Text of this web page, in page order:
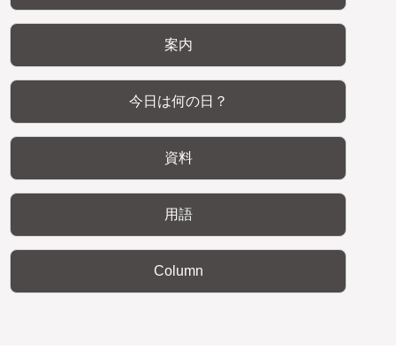
案内
今日は何の日？
資料
用語
Column